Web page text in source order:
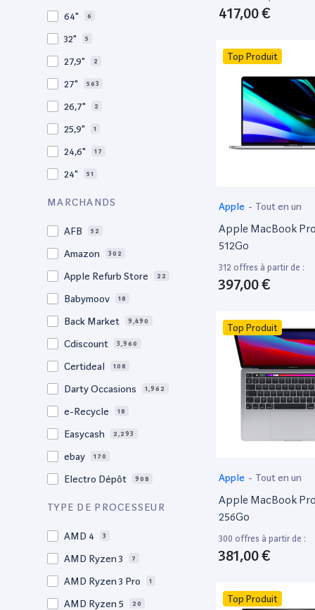
64" 6
32" 5
27,9" 2
27" 563
26,7" 2
25,9" 1
24,6" 17
24" 51
21,5"
15.5" 1
15,4"
15.4" 70
15.3" 2
15" 207
MARCHANDS
AFB 52
Amazon 302
Apple Refurb Store 22
Babymoov 18
Back Market 9,490
Cdiscount 3,960
Certideal 108
Darty Occasions 1,962
e-Recycle 18
Easycash 2,293
ebay 170
Electro Dépôt 908
Factorefurb
TYPE DE PROCESSEUR
AMD 4 3
AMD Ryzen 3 7
AMD Ryzen 3 Pro 1
AMD Ryzen 5 20
417,00 €
Top Produit
Apple - Tout en un
Apple MacBook Pro
512Go
312 offres à partir de :
397,00 €
Top Produit
Apple - Tout en un
Apple MacBook Pro
256Go
300 offres à partir de :
381,00 €
Top Produit